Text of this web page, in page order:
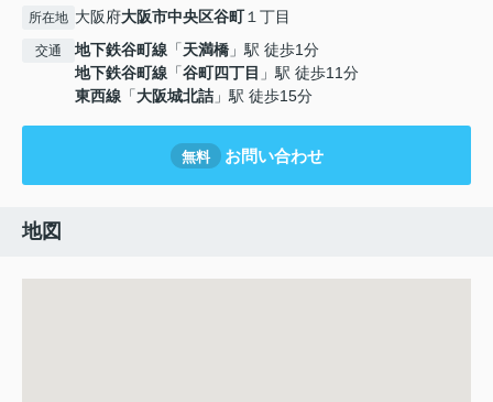
所在地 大阪府大阪市中央区谷町１丁目
交通 地下鉄谷町線 「天満橋 」駅 徒歩1分
地下鉄谷町線 「谷町四丁目 」駅 徒歩11分
東西線 「大阪城北詰 」駅 徒歩15分
無料 お問い合わせ
地図